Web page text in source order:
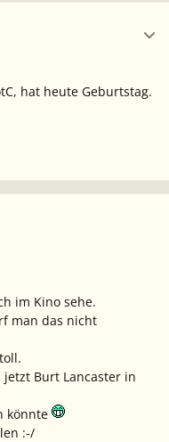
hat heute Geburtstag.
im Kino sehe.
man das nicht
Burt Lancaster in
könnte
:-/